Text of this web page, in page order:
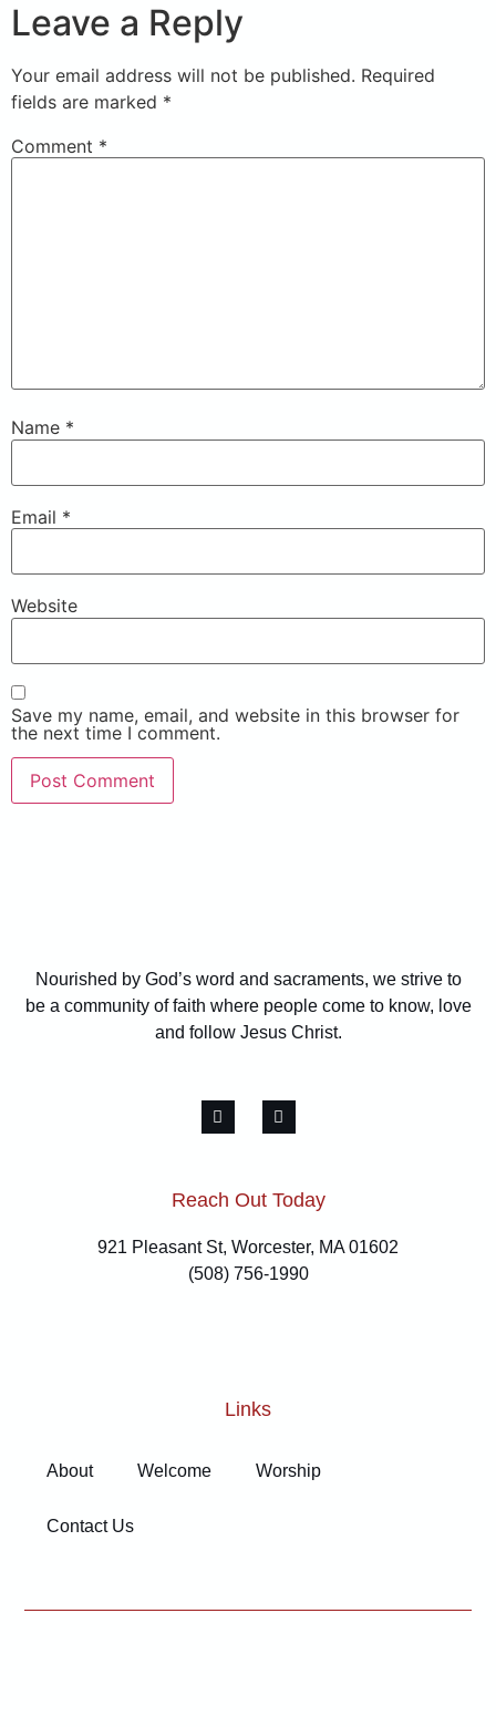
Leave a Reply
Your email address will not be published. Required
fields are marked *
Comment *
Name *
Email *
Website
Save my name, email, and website in this browser for
the next time I comment.
Nourished by God’s word and sacraments, we strive to
be a community of faith where people come to know, love
and follow Jesus Christ.
Reach Out Today
921 Pleasant St, Worcester, MA 01602
(508) 756-1990
Links
About Welcome Worship
Contact Us